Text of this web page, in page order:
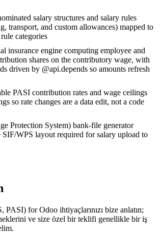
salary structures and salary rules
transport, and custom allowances) mapped to
categories
insurance engine computing employee and
shares on the contributory wage, with
driven by @api.depends so amounts refresh
PASI contribution rates and wage ceilings
so rate changes are a data edit, not a code
Protection System) bank-file generator
SIF/WPS layout required for salary upload to
PASI) for Odoo ihtiyaçlarınızı bize anlatın;
ve size özel bir teklifi genellikle bir iş